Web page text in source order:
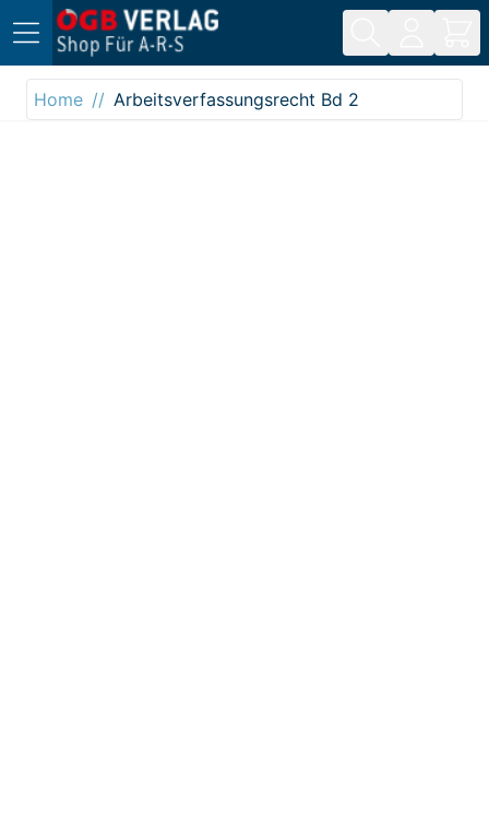
Direkt zum Inhalt
Home
Arbeitsverfassungsrecht Bd 2